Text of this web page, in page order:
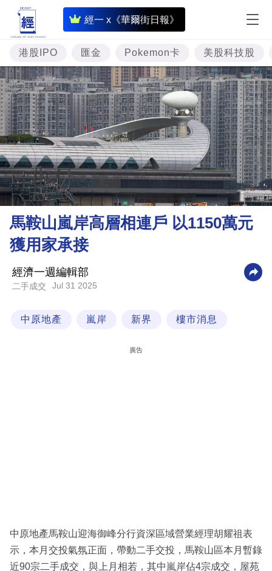
經一 x《華爾街日報》
即
時
財
經
專
題
投
資
樓
市
理
財
商
業
科
區
港股IPO 匯金 Pokemon卡 美股科技股
馬鞍山嵐岸高層相連戶 以1150萬元
獲用家承接
經濟一週編輯部
二手成交 Jul 31 2025
中原地產 嵐岸 新界 樓市消息
廣告
中原地產馬鞍山迎海御峰分行資深區域營業經理胡耀祖表
示，本月交投氣氛正面，帶動二手交投，馬鞍山區本月暫錄
近90宗二手成交，與上月相若，其中嵐岸佔4宗成交，屋苑